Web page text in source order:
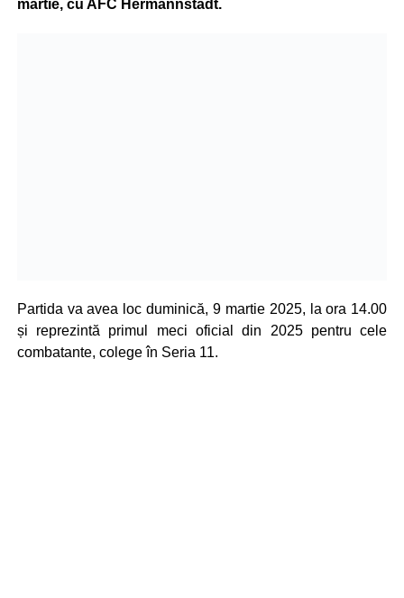
martie, cu AFC Hermannstadt.
Partida va avea loc duminică, 9 martie 2025, la ora 14.00
și reprezintă primul meci oficial din 2025 pentru cele
combatante, colege în Seria 11.